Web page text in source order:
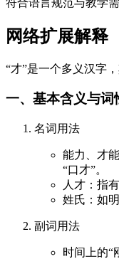
网络扩展解释
“才”是一个多义汉字
一、基本含义与词
名词用法
能力、才
“口才”。
人才：指
姓氏：如
副词用法
时间上的“